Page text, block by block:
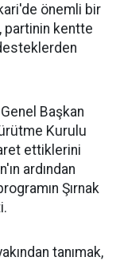
önemli bir
partinin kentte
Başkan
Kurulu
ettiklerini
ardından
Şırnak
tanımak,